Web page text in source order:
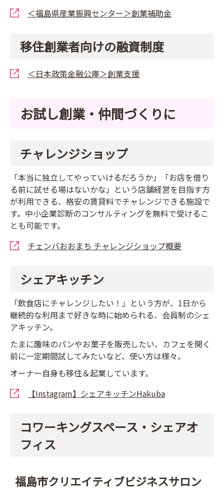
＜福島県産業振興センター＞創業補助金
移住創業者向けの融資制度
＜日本政策金融公庫＞創業支援
お試し創業・仲間づくりに
チャレンジショップ
「本当に独立してやっていけるだろうか」「お店を借り
る前に試せる場はないかな」という店舗経営を目指す方
が利用できる、格安の賃貸料でチャレンジできる施設で
す。中小企業診断のコンサルティングを無料で受けるこ
とも可能です。
チェンバおおまち チャレンジショップ概要
シェアキッチン
「飲食店にチャレンジしたい！」という方が、1日から
継続的な利用まで好きな時に始められる、会員制のシェ
アキッチン。
たまに趣味のパンやお菓子を販売したい、カフェを開く
前に一定期間試してみたいなど、使い方は様々。
オーナー自身も移住＆起業しています。
【Instagram】シェアキッチンHakuba
コワーキングスペース・シェアオ
フィス
福島市クリエイティブビジネスサロン